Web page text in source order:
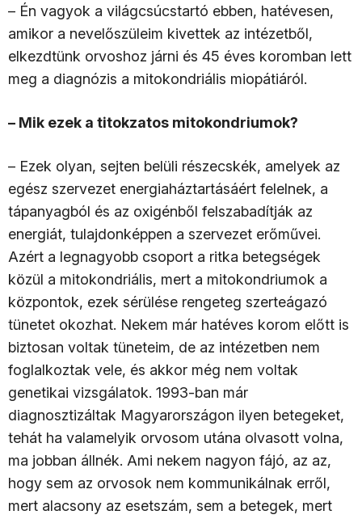
– Én vagyok a világcsúcstartó ebben, hatévesen,
amikor a nevelőszüleim kivettek az intézetből,
elkezdtünk orvoshoz járni és 45 éves koromban lett
meg a diagnózis a mitokondriális miopátiáról.
– Mik ezek a titokzatos mitokondriumok?
– Ezek olyan, sejten belüli részecskék, amelyek az
egész szervezet energiaháztartásáért felelnek, a
tápanyagból és az oxigénből felszabadítják az
energiát, tulajdonképpen a szervezet erőművei.
Azért a legnagyobb csoport a ritka betegségek
közül a mitokondriális, mert a mitokondriumok a
központok, ezek sérülése rengeteg szerteágazó
tünetet okozhat. Nekem már hatéves korom előtt is
biztosan voltak tüneteim, de az intézetben nem
foglalkoztak vele, és akkor még nem voltak
genetikai vizsgálatok. 1993-ban már
diagnosztizáltak Magyarországon ilyen betegeket,
tehát ha valamelyik orvosom utána olvasott volna,
ma jobban állnék. Ami nekem nagyon fájó, az az,
hogy sem az orvosok nem kommunikálnak erről,
mert alacsony az esetszám, sem a betegek, mert